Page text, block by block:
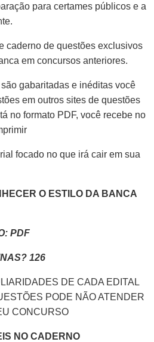
para certames públicos e a
caderno de questões exclusivos
em concursos anteriores.
gabaritadas e inéditas você
em outros sites de questões
no formato PDF, você recebe no
focado no que irá cair em sua
O ESTILO DA BANCA
PDF
126
DE CADA EDITAL
PODE NÃO ATENDER
CONCURSO
NO CADERNO